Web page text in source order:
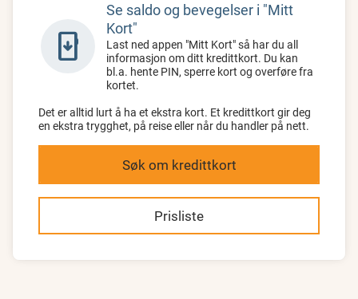
install_mobile
Se saldo og bevegelser i "Mitt
Kort"
Last ned appen "Mitt Kort" så har du all
informasjon om ditt kredittkort. Du kan
bl.a. hente PIN, sperre kort og overføre fra
kortet.
Det er alltid lurt å ha et ekstra kort. Et kredittkort gir deg
en ekstra trygghet, på reise eller når du handler på nett.
Søk om kredittkort
Prisliste